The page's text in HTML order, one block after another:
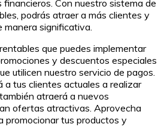
Con nuestro sistema de
podrás atraer a más clientes y
significativa.
que puedes implementar
y descuentos especiales
utilicen nuestro servicio de pagos.
a tus clientes actuales a realizar
atraerá a nuevos
ofertas atractivas. Aprovecha
promocionar tus productos y